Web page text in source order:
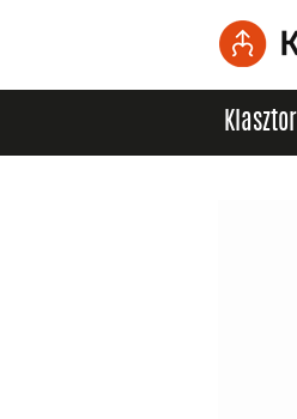
Klasztor